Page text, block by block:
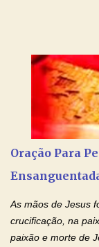
com o Momento
relacionamento
Jesus. Adriana-
em seu
pelos
o amor é
de orgulho. Nada
interesse, não se
Oração Para
As mãos de Jesus
crucificação, na
paixão e morte de